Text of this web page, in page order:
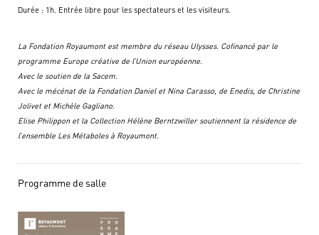
Durée : 1h. Entrée libre pour les spectateurs et les visiteurs.
La Fondation Royaumont est membre du réseau Ulysses. Cofinancé par le
programme Europe créative de l’Union européenne.
Avec le soutien de la Sacem.
Avec le mécénat de la Fondation Daniel et Nina Carasso, de Enedis, de Christine
Jolivet et Michèle Gagliano.
Elise Philippon et la Collection Hélène Berntzwiller soutiennent la résidence de
l’ensemble Les Métaboles à Royaumont.
Programme de salle